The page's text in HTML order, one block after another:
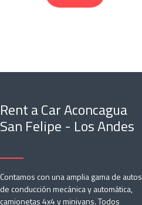
Rent a Car Aconcagua
San Felipe - Los Andes
Contamos con una amplia gama de autos
de conducción mecánica y automática,
camionetas 4x4 y minivans. Todos